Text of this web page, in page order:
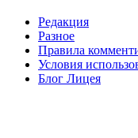
Редакция
Разное
Правила
Условия
Блог Лицея